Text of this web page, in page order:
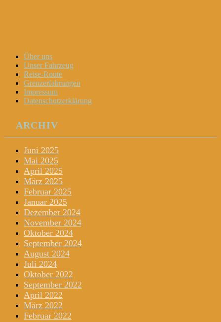
Menu
Widgets
Search
Skip
content
Über uns
Unser Fahrzeug
Reise-Route
Grenzerfahrungen
Impressum
Datenschutzerklärung
ARCHIV
Juni 2025
Mai 2025
April 2025
März 2025
Februar 2025
Januar 2025
Dezember 2024
November 2024
Oktober 2024
September 2024
August 2024
Juli 2024
Oktober 2022
September 2022
April 2022
März 2022
Februar 2022